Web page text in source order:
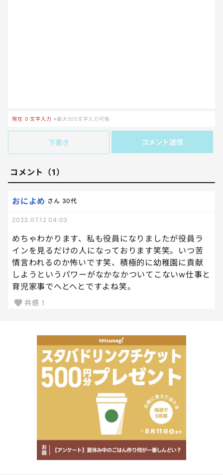
現在 0 文字入力 ※最大500文字入力可能
下書き コメント送信
コメント（1）
おによめ さん 30代
2023.07.12 04:03
めちゃわかります、私も役員になりましたが役員ラ
インを見るだけの人になっております笑笑。いつ苦
情言われるのか怖いです笑、積極的に幼稚園に貢献
しようというパワーがなかなかついてこないw仕事と
育児家事でへとへとですよね笑。
共感 1